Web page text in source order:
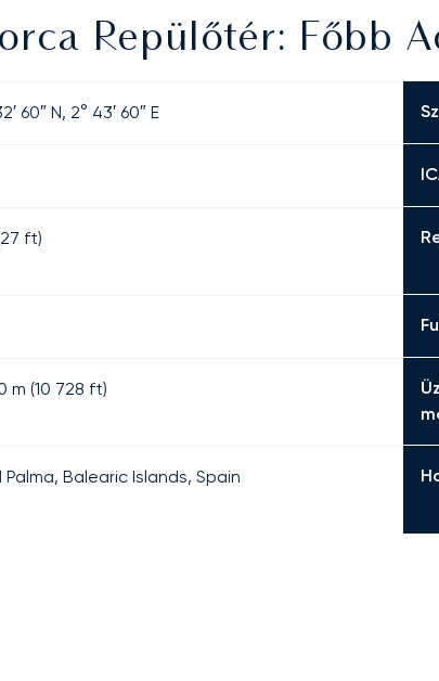
Repülőtér: Főbb
60″ N, 2° 43′ 60″ E
ft)
m (10 728 ft)
Palma, Balearic Islands, Spain